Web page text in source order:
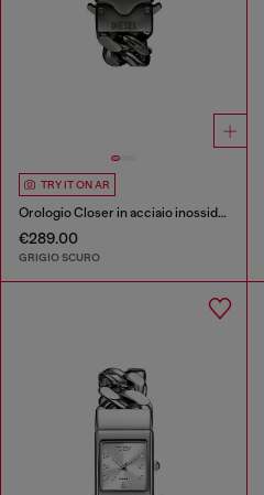
TRY IT ON AR
Orologio Closer in acciaio inossidabile grigio
€289.00
GRIGIO SCURO